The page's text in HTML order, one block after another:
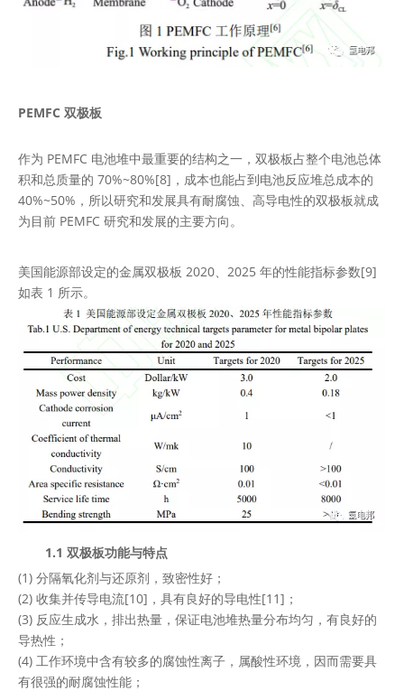
PEMFC 双极板
作为 PEMFC 电池堆中最重要的结构之一，双极板占整个电池总体
积和总质量的 70%~80%[8]，成本也能占到电池反应堆总成本的
40%~50%，所以研究和发展具有耐腐蚀、高导电性的双极板就成
为目前 PEMFC 研究和发展的主要方向。
美国能源部设定的金属双极板 2020、2025 年的性能指标参数[9]
如表 1 所示。
1.1 双极板功能与特点
(1) 分隔氧化剂与还原剂，致密性好；
(2) 收集并传导电流[10]，具有良好的导电性[11]；
(3) 反应生成水，排出热量，保证电池堆热量分布均匀，有良好的
导热性；
(4) 工作环境中含有较多的腐蚀性离子，属酸性环境，因而需要具
有很强的耐腐蚀性能；